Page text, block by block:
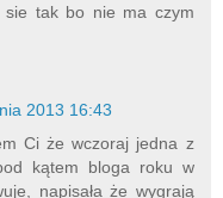
sie tak bo nie ma czym
2013 16:43
Ci że wczoraj jedna z
kątem bloga roku w
napisała że wygrają